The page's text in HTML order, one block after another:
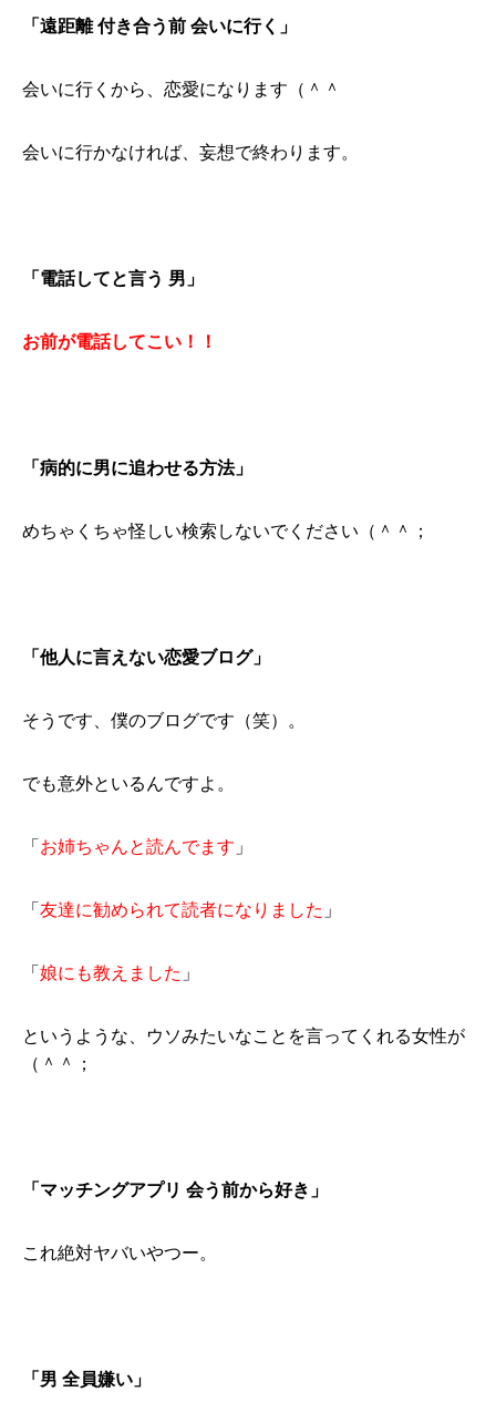
「遠距離 付き合う前 会いに行く」
会いに行くから、恋愛になります（＾＾
会いに行かなければ、妄想で終わります。
「電話してと言う 男」
お前が電話してこい！！
「病的に男に追わせる方法」
めちゃくちゃ怪しい検索しないでください（＾＾；
「他人に言えない恋愛ブログ」
そうです、僕のブログです（笑）。
でも意外といるんですよ。
「 お姉ちゃんと読んでます 」
「 友達に勧められて読者になりました 」
「 娘にも教えました 」
というような、ウソみたいなことを言ってくれる女性が
（＾＾；
「マッチングアプリ 会う前から好き」
これ絶対ヤバいやつー。
「男 全員嫌い」